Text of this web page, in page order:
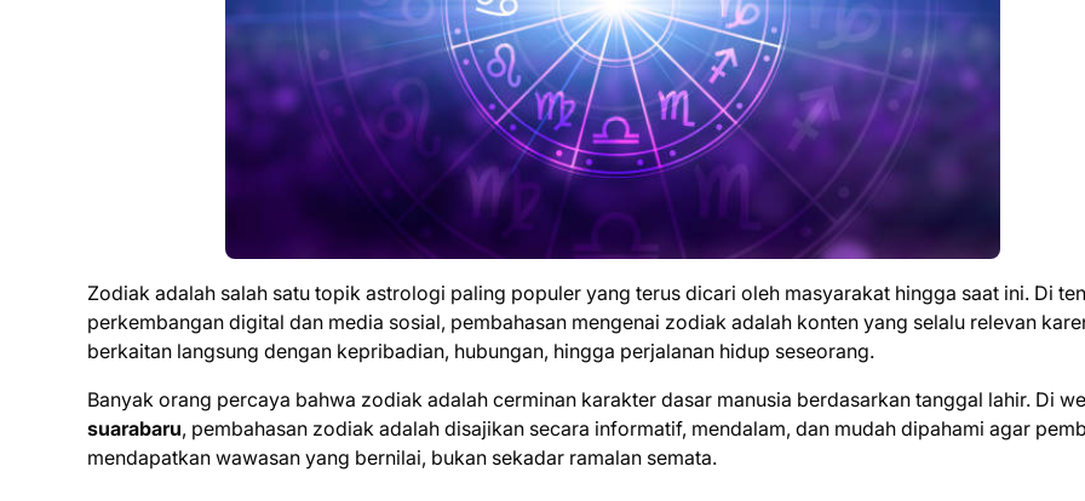
Zodiak adalah salah satu topik astrologi paling populer yang terus dicari oleh masyarakat hingga saat ini. Di
perkembangan digital dan media sosial, pembahasan mengenai zodiak adalah konten yang selalu relevan
berkaitan langsung dengan kepribadian, hubungan, hingga perjalanan hidup seseorang.
Banyak orang percaya bahwa zodiak adalah cerminan karakter dasar manusia berdasarkan tanggal lahir. Di
suarabaru, pembahasan zodiak adalah disajikan secara informatif, mendalam, dan mudah dipahami agar
mendapatkan wawasan yang bernilai, bukan sekadar ramalan semata.